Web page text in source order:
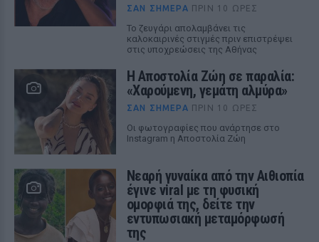
ΣΑΝ ΣΉΜΕΡΑ ΠΡΙΝ 10 ΏΡΕΣ
Το ζευγάρι απολαμβάνει τις
καλοκαιρινές στιγμές πριν επιστρέψει
στις υποχρεώσεις της Αθήνας
Η Αποστολία Ζώη σε παραλία:
«Χαρούμενη, γεμάτη αλμύρα»
ΣΑΝ ΣΉΜΕΡΑ ΠΡΙΝ 10 ΏΡΕΣ
Οι φωτογραφίες που ανάρτησε στο
Instagram η Αποστολία Ζώη
Νεαρή γυναίκα από την Αιθιοπία
έγινε viral με τη φυσική
ομορφιά της, δείτε την
εντυπωσιακή μεταμόρφωσή
της